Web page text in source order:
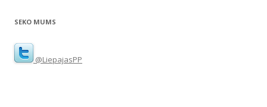
SEKO MUMS
@LiepajasPP